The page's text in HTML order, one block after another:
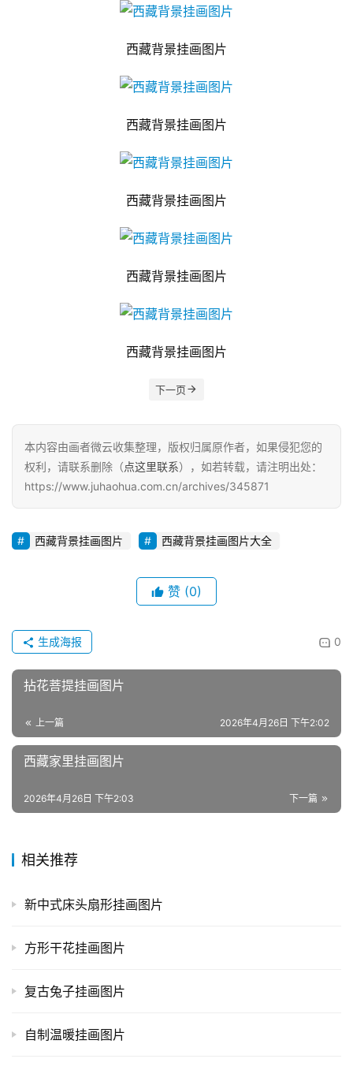
西藏背景挂画图片
西藏背景挂画图片
西藏背景挂画图片
西藏背景挂画图片
西藏背景挂画图片
下一页
本内容由画者微云收集整理，版权归属原作者，如果侵犯您的
权利，请联系删除（点这里联系），如若转载，请注明出处：
https://www.juhaohua.com.cn/archives/345871
西藏背景挂画图片 西藏背景挂画图片大全
赞 (0)
0
生成海报
拈花菩提挂画图片
上一篇 2026年4月26日 下午2:02
西藏家里挂画图片
下一篇
2026年4月26日 下午2:03
相关推荐
新中式床头扇形挂画图片
方形干花挂画图片
复古兔子挂画图片
自制温暖挂画图片